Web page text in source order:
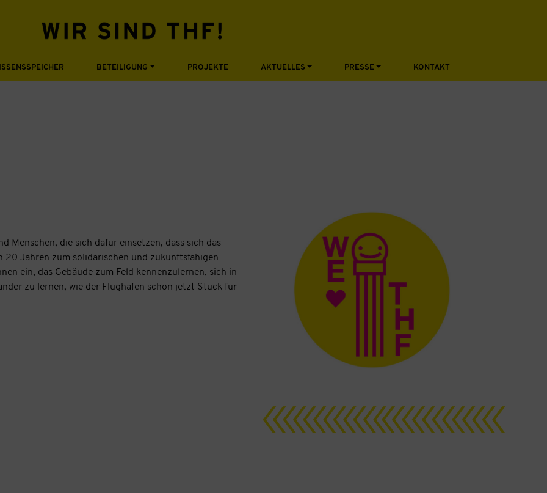
BETEILIGUNG PROJEKTE AKTUELLES PRESSE KONTAKT
Menschen, die sich dafür einsetzen, dass sich das
20 Jahren zum solidarischen und zukunftsfähigen
ein, das Gebäude zum Feld kennenzulernen, sich in
zu lernen, wie der Flughafen schon jetzt Stück für